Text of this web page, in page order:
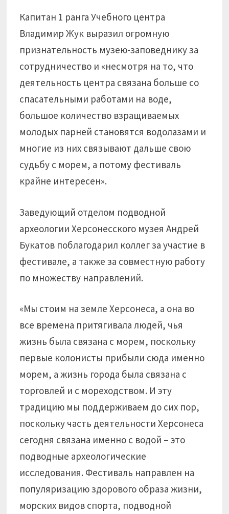
Капитан 1 ранга Учебного центра
Владимир Жук выразил огромную
признательность музею-заповеднику за
сотрудничество и «несмотря на то, что
деятельность центра связана больше со
спасательными работами на воде,
большое количество взращиваемых
молодых парней становятся водолазами и
многие из них связывают дальше свою
судьбу с морем, а потому фестиваль
крайне интересен».
Заведующий отделом подводной
археологии Херсонесского музея Андрей
Букатов поблагодарил коллег за участие в
фестивале, а также за совместную работу
по множеству направлений.
«Мы стоим на земле Херсонеса, а она во
все времена притягивала людей, чья
жизнь была связана с морем, поскольку
первые колонисты прибыли сюда именно
морем, а жизнь города была связана с
торговлей и с мореходством. И эту
традицию мы поддерживаем до сих пор,
поскольку часть деятельности Херсонеса
сегодня связана именно с водой – это
подводные археологические
исследования. Фестиваль направлен на
популяризацию здорового образа жизни,
морских видов спорта, подводной